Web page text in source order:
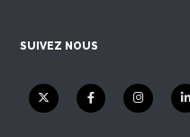
SUIVEZ NOUS